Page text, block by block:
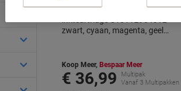
Viking T1295 compatibele Epson
zwart, cyaan, magenta, geel
Koop Meer, Bespaar Meer
€ 36,99
Multipak
Vanaf 3 Multipakken